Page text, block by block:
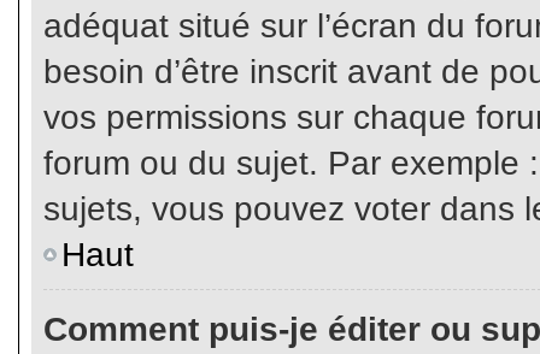
adéquat situé sur l’écran du
besoin d’être inscrit avant de
vos permissions sur chaque
forum ou du sujet. Par exemple
sujets, vous pouvez voter dans
Haut
Comment puis-je éditer ou